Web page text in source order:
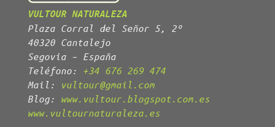
VULTOUR NATURALEZA
Plaza Corral del Señor 5, 2º
40320 Cantalejo
Segovia – España
Teléfono: +34 676 269 474
Mail:
vultour@gmail.com
Blog: www.vultour.blogspot.com.es
www.vultournaturaleza.es